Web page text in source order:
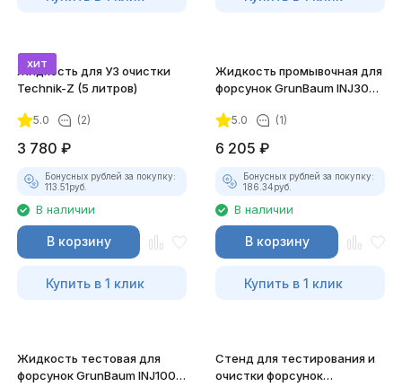
хит
Жидкость для УЗ очистки
Technik-Z (5 литров)
5.0 (2)
3 780 ₽
Бонусных рублей за покупку:
113.51руб.
В наличии
В корзину
Купить в 1 клик
Жидкость промывочная для
форсунок GrunBaum INJ300
5.0 (1)
6 205 ₽
Бонусных рублей за покупку:
186.34руб.
В наличии
В корзину
Купить в 1 клик
Жидкость тестовая для
форсунок GrunBaum INJ100,
Стенд для тестирования и
очистки форсунок